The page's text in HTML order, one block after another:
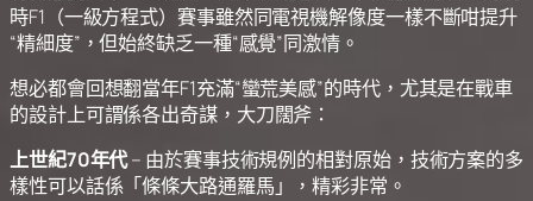
時F1（一級方程式）賽事雖然同電視機解像度一樣不斷咁提升
“精細度”，但始終缺乏一種“感覺”同激情。
想必都會回想翻當年F1充滿“蠻荒美感”的時代，尤其是在戰車
的設計上可謂係各出奇謀，大刀闊斧：
上世紀70年代– 由於賽事技術規例的相對原始，技術方案的多
樣性可以話係「條條大路通羅馬」，精彩非常。